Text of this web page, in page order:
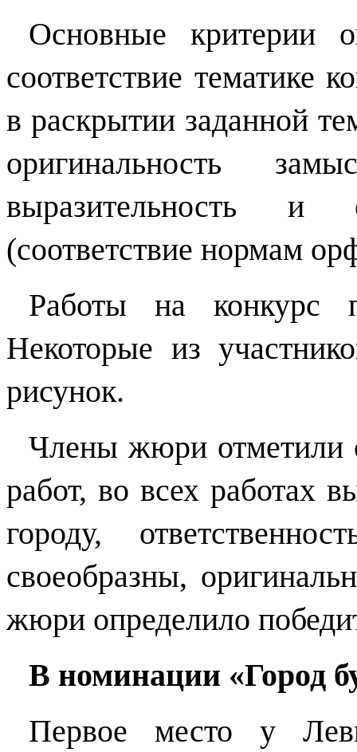
Основные критерии
соответствие тематике
в раскрытии заданной
оригинальность
выразительность и
(соответствие нормам
Работы на конкурс
Некоторые из
рисунок.
Члены жюри отметили
работ, во всех работах
городу,
своеобразны,
жюри определило
В номинации «Город
Первое место у